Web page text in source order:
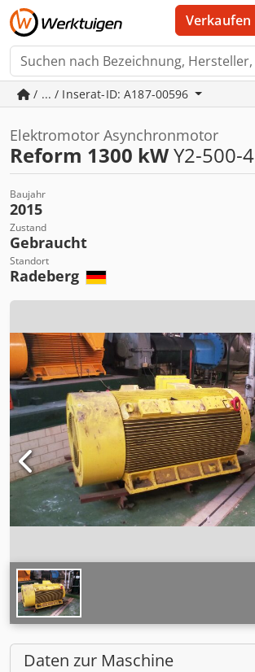
Verkaufen
/ ... / Inserat-ID: A187-00596
Elektromotor Asynchronmotor
Reform 1300 kWY2-500-4
Baujahr
2015
Zustand
Gebraucht
Standort
Radeberg
Daten zur Maschine